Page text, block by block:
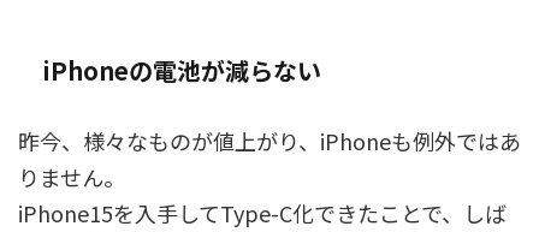
iPhoneの電池が減らない
昨今、様々なものが値上がり、iPhoneも例外ではあ
りません。
iPhone15を入手してType-C化できたことで、しば